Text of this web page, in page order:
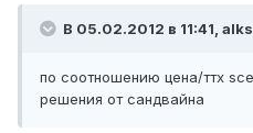
В 05.02.2012 в 11:41,
по соотношению цена/ттх
решения от сандвайна